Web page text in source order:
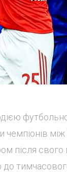
чемпіонів
після